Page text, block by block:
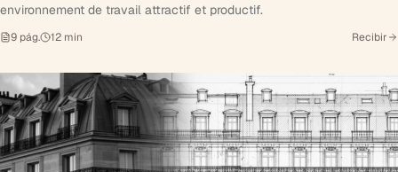
environnement de travail attractif et productif.
9 pág. 12 min Recibir